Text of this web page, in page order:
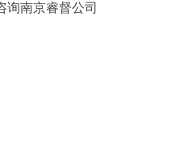
询南京睿督公司